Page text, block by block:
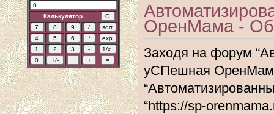
Калькулятор ОренМама -
Заходя на форум
уСПешная
“https://sp-